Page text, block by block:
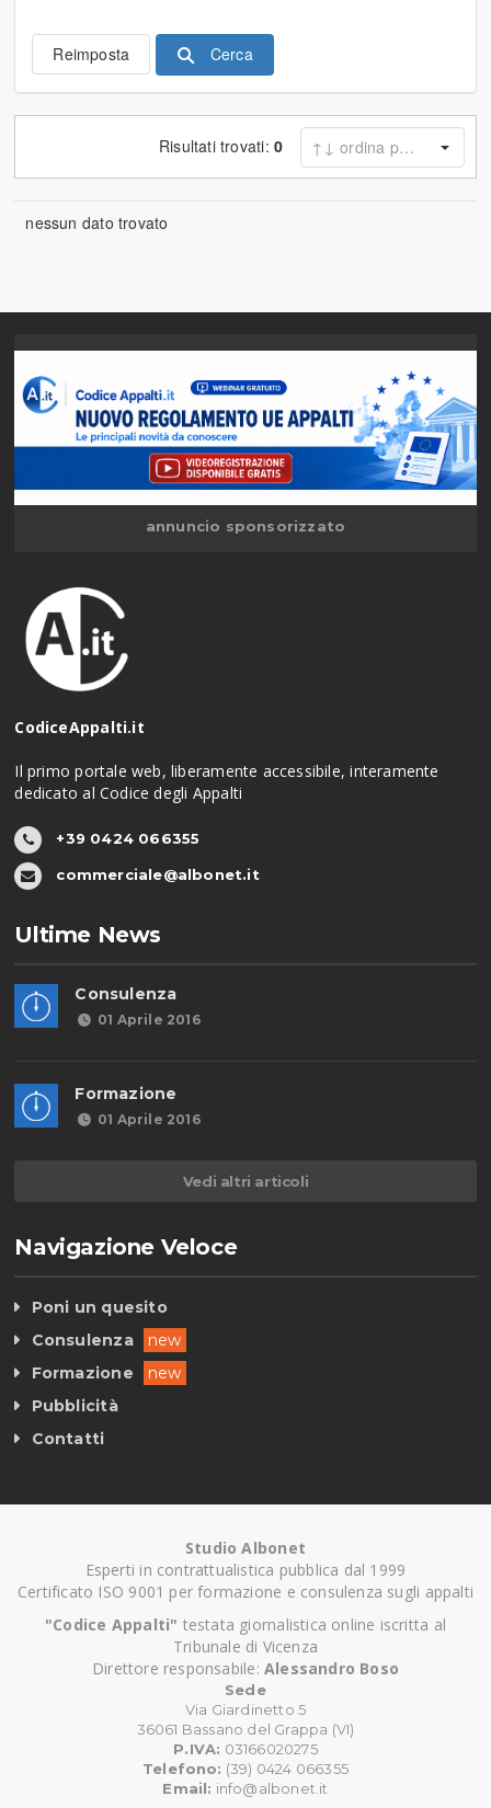
Reimposta Cerca
Risultati trovati: 0
nessun dato trovato
annuncio sponsorizzato
CodiceAppalti.it
Il primo portale web, liberamente accessibile, interamente
dedicato al Codice degli Appalti
+39 0424 066355
commerciale@albonet.it
Ultime News
Consulenza
01 Aprile 2016
Formazione
01 Aprile 2016
Vedi altri articoli
Navigazione Veloce
Poni un quesito
Consulenza
new
Formazione
new
Pubblicità
Contatti
Studio Albonet
Esperti in contrattualistica pubblica dal 1999
Certificato ISO 9001 per formazione e consulenza sugli appalti
"Codice Appalti" testata giornalistica online iscritta al
Tribunale di Vicenza
Direttore responsabile: Alessandro Boso
Sede
Via Giardinetto 5
36061 Bassano del Grappa (VI)
P.IVA: 03166020275
Telefono: (39) 0424 066355
Email: info@albonet.it